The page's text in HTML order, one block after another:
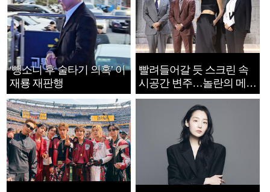
‘뺑소니 후 술타기 의혹’ 이
재룡 재판행
빨려들어갈 듯 스크린 속
시공간 변주…놀란의 메시
지는 ‘전쟁 속죄’